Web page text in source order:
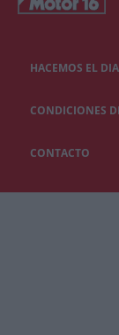
HACEMOS EL
CONDICIONES
CONTACTO